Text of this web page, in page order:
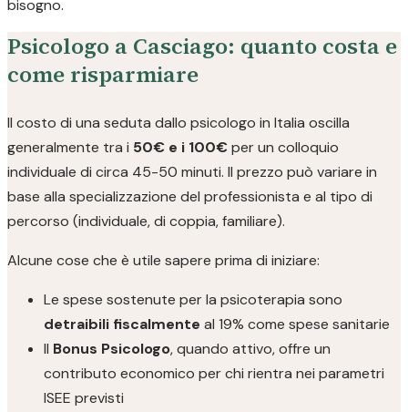
bisogno.
Psicologo a Casciago: quanto costa e
come risparmiare
Il costo di una seduta dallo psicologo in Italia oscilla
generalmente tra i 50€ e i 100€ per un colloquio
individuale di circa 45-50 minuti. Il prezzo può variare in
base alla specializzazione del professionista e al tipo di
percorso (individuale, di coppia, familiare).
Alcune cose che è utile sapere prima di iniziare:
Le spese sostenute per la psicoterapia sono
detraibili fiscalmente al 19% come spese sanitarie
Il Bonus Psicologo, quando attivo, offre un
contributo economico per chi rientra nei parametri
ISEE previsti